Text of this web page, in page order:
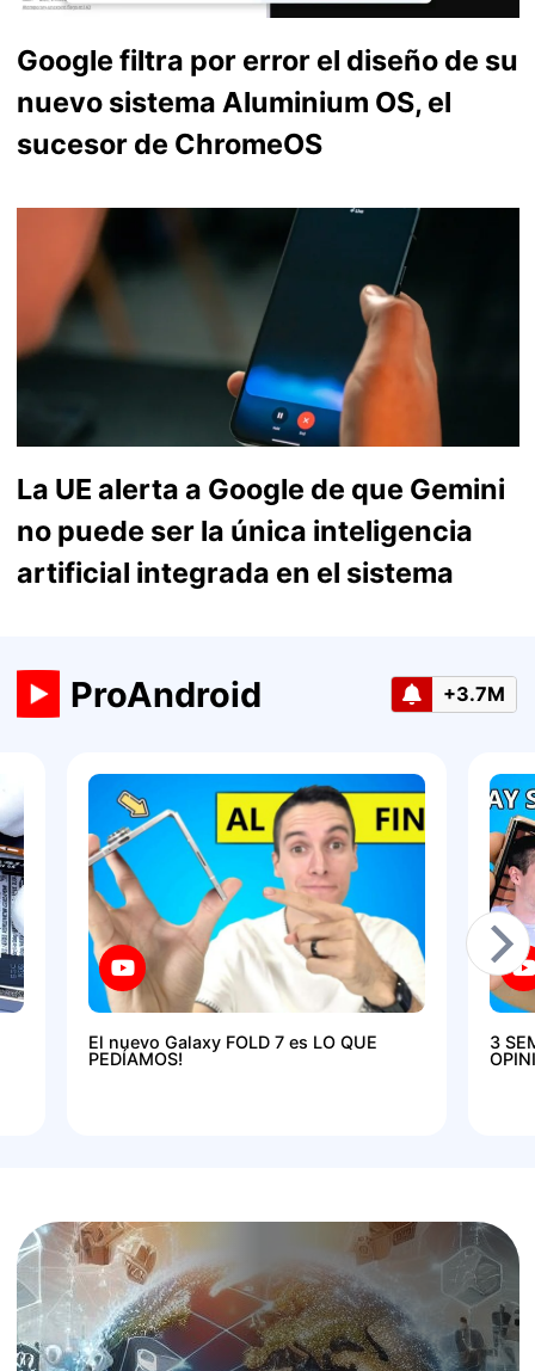
Google filtra por error el diseño de su
nuevo sistema Aluminium OS, el
sucesor de ChromeOS
La UE alerta a Google de que Gemini
no puede ser la única inteligencia
artificial integrada en el sistema
ProAndroid +3.7M
El nuevo Galaxy FOLD 7 es LO QUE
PEDÍAMOS!
3